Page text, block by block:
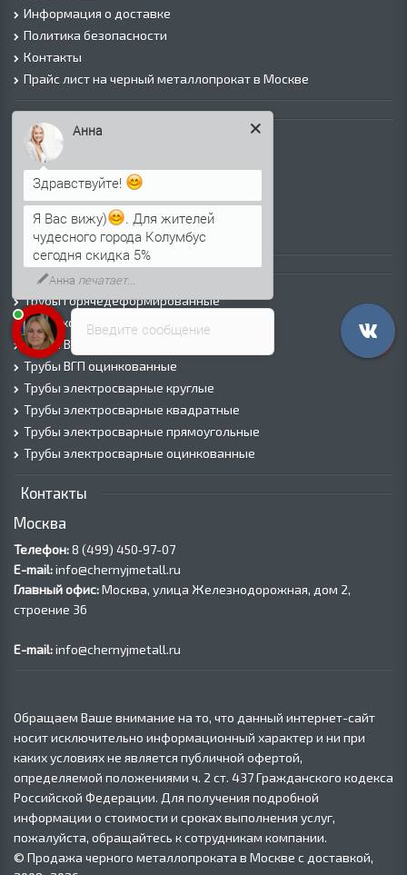
Информация о доставке
Политика безопасности
Контакты
Прайс лист на черный металлопрокат в Москве
Листовой прокат
Лист г/к
Лист х/к
Просечно-вытяжной лист (ПВЛ)
Лист рифленый
Лист оцинкованный
Трубы
Трубы горячедеформированные
Труба холоднодеформированная
Трубы ВГП (Водогазопроводные)
Трубы ВГП оцинкованные
Трубы электросварные круглые
Трубы электросварные квадратные
Трубы электросварные прямоугольные
Трубы электросварные оцинкованные
Контакты
Москва
Телефон:8 (499) 450‑97-07
E-mail:info@chernyjmetall.ru
Главный офис:Москва, улица Железнодорожная, дом 2,
строение 36
E-mail:info@chernyjmetall.ru
Обращаем Ваше внимание на то, что данный интернет-сайт
носит исключительно информационный характер и ни при
каких условиях не является публичной офертой,
определяемой положениями ч. 2 ст. 437 Гражданского кодекса
Российской Федерации. Для получения подробной
информации о стоимости и сроках выполнения услуг,
пожалуйста, обращайтесь к сотрудникам компании.
© Продажа черного металлопроката в Москве с доставкой,
Введите сообщение
Анна
Здравствуйте!
Я Вас вижу)
. Для жителей
чудесного города Колумбус
сегодня скидка 5%
Анна печатает...